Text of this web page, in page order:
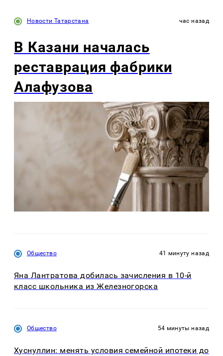
Новости Татарстана час назад
В Казани началась
реставрация фабрики
Алафузова
Общество 41 минуту назад
Яна Лантратова добилась зачисления в 10-й
класс школьника из Железногорска
Общество 54 минуты назад
Хуснуллин: менять условия семейной ипотеки до